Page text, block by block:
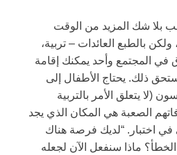
بلا شك المزيد من الوقت
ولكن بالطبع العائدات – تربية،
في المجتمع وأحد يمكنك إقامة
ذلك. يحتاج الأطفال إلى
(لا يتعلق الأمر بالتربية
الصعبة هي المكان الذي يجد
في اختبار. “لديك فرصة هناك
ماذا سنفعل الآن لجعله